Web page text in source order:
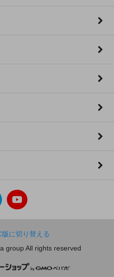
版に切り替える
group All rights reserved